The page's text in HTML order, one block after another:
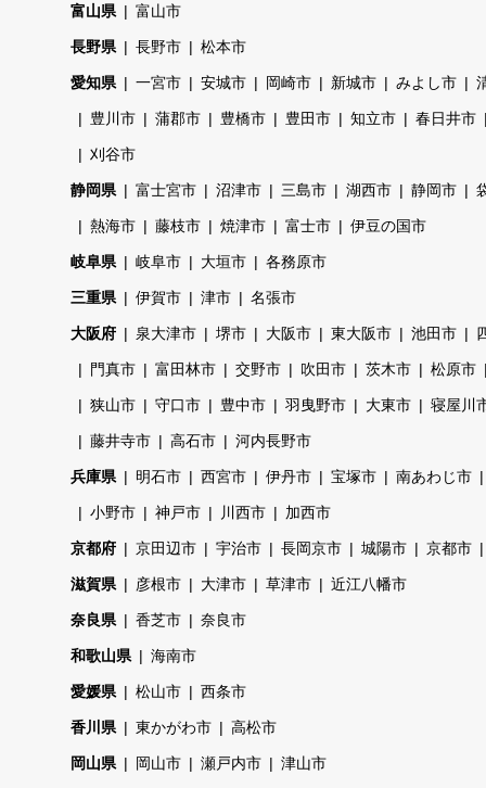
富山県 富山市
長野県 長野市 松本市
愛知県 一宮市 安城市 岡崎市 新城市 みよし市
豊川市 蒲郡市 豊橋市 豊田市 知立市 春日井市
刈谷市
静岡県 富士宮市 沼津市 三島市 湖西市 静岡市
熱海市 藤枝市 焼津市 富士市 伊豆の国市
岐阜県 岐阜市 大垣市 各務原市
三重県 伊賀市 津市 名張市
大阪府 泉大津市 堺市 大阪市 東大阪市 池田市
門真市 富田林市 交野市 吹田市 茨木市 松原市
狭山市 守口市 豊中市 羽曳野市 大東市 寝屋川
藤井寺市 高石市 河内長野市
兵庫県 明石市 西宮市 伊丹市 宝塚市 南あわじ市
小野市 神戸市 川西市 加西市
京都府 京田辺市 宇治市 長岡京市 城陽市 京都市
滋賀県 彦根市 大津市 草津市 近江八幡市
奈良県 香芝市 奈良市
和歌山県 海南市
愛媛県 松山市 西条市
香川県 東かがわ市 高松市
岡山県 岡山市 瀬戸内市 津山市